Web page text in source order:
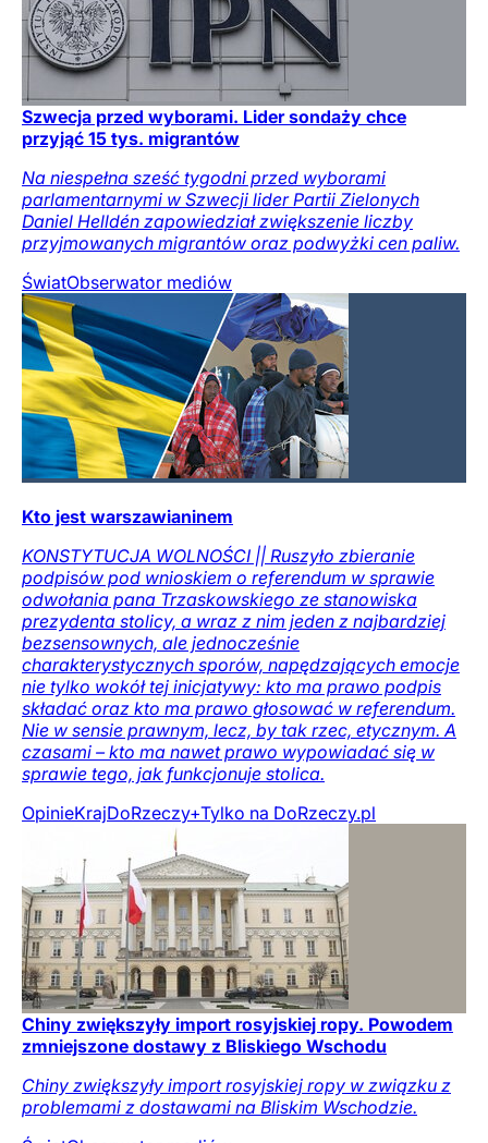
Szwecja przed wyborami. Lider sondaży chce
przyjąć 15 tys. migrantów
Na niespełna sześć tygodni przed wyborami
parlamentarnymi w Szwecji lider Partii Zielonych
Daniel Helldén zapowiedział zwiększenie liczby
przyjmowanych migrantów oraz podwyżki cen paliw.
ŚwiatObserwator mediów
Kto jest warszawianinem
KONSTYTUCJA WOLNOŚCI || Ruszyło zbieranie
podpisów pod wnioskiem o referendum w sprawie
odwołania pana Trzaskowskiego ze stanowiska
prezydenta stolicy, a wraz z nim jeden z najbardziej
bezsensownych, ale jednocześnie
charakterystycznych sporów, napędzających emocje
nie tylko wokół tej inicjatywy: kto ma prawo podpis
składać oraz kto ma prawo głosować w referendum.
Nie w sensie prawnym, lecz, by tak rzec, etycznym. A
czasami – kto ma nawet prawo wypowiadać się w
sprawie tego, jak funkcjonuje stolica.
OpinieKrajDoRzeczy+Tylko na DoRzeczy.pl
Chiny zwiększyły import rosyjskiej ropy. Powodem
zmniejszone dostawy z Bliskiego Wschodu
Chiny zwiększyły import rosyjskiej ropy w związku z
problemami z dostawami na Bliskim Wschodzie.